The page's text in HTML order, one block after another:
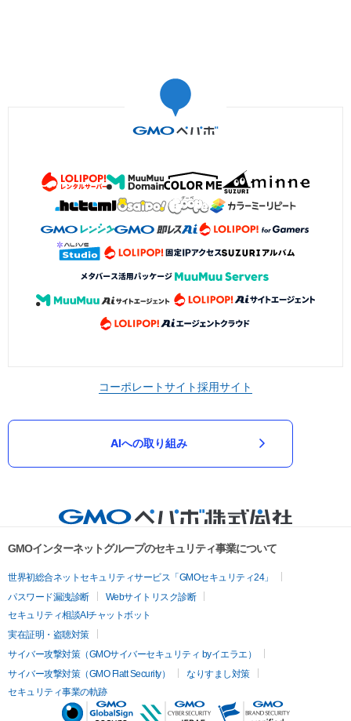
コーポレートサイト採用サイト
AIへの取り組み
GMOインターネットグループのセキュリティ事業について
世界初総合ネットセキュリティサービス「GMOセキュリティ24」
パスワード漏洩診断
Webサイトリスク診断
セキュリティ相談AIチャットボット
実在証明・盗聴対策
サイバー攻撃対策（GMOサイバーセキュリティ byイエラエ）
サイバー攻撃対策（GMO Flatt Security）
なりすまし対策
セキュリティ事業の軌跡